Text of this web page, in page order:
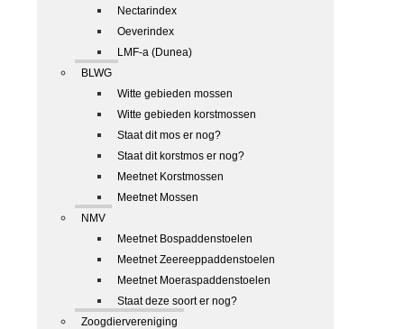
Nectarindex
Oeverindex
LMF-a (Dunea)
BLWG
Witte gebieden mossen
Witte gebieden korstmossen
Staat dit mos er nog?
Staat dit korstmos er nog?
Meetnet Korstmossen
Meetnet Mossen
NMV
Meetnet Bospaddenstoelen
Meetnet Zeereeppaddenstoelen
Meetnet Moeraspaddenstoelen
Staat deze soort er nog?
Zoogdiervereniging